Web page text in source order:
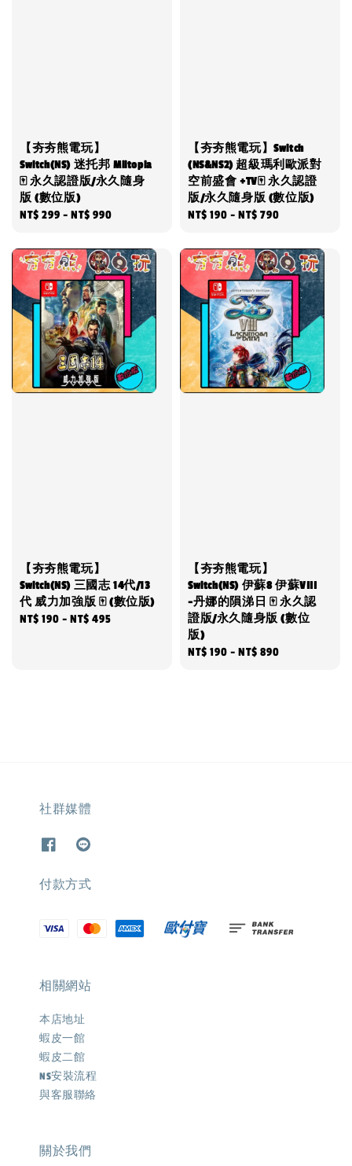
【夯夯熊電玩】
Switch(NS) 迷托邦 Miitopia
🀄 永久認證版/永久隨身
版 (數位版)
Regular
NT$ 299 -NT$ 990
【夯夯熊電玩】Switch
(NS&NS2) 超級瑪利歐派對
空前盛會 +TV🀄 永久認證
版/永久隨身版 (數位版)
Regular
NT$ 190 -NT$ 790
【夯夯熊電玩】
Switch(NS) 三國志 14代/13
代 威力加強版 🀄 (數位版)
Regular
NT$ 190 -NT$ 495
【夯夯熊電玩】
Switch(NS) 伊蘇8 伊蘇VIII
-丹娜的隕涕日 🀄 永久認
證版/永久隨身版 (數位
版)
Regular
NT$ 190 -NT$ 890
社群媒體
付款方式
相關網站
本店地址
蝦皮一館
蝦皮二館
NS安裝流程
與客服聯絡
關於我們